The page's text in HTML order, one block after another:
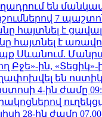
են
7
հայտնել է
հայտնել է
Սևանում.
Բջե»-ին,
են
4-ին ժամը
28-ին ժամը